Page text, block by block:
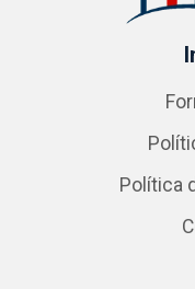
Política